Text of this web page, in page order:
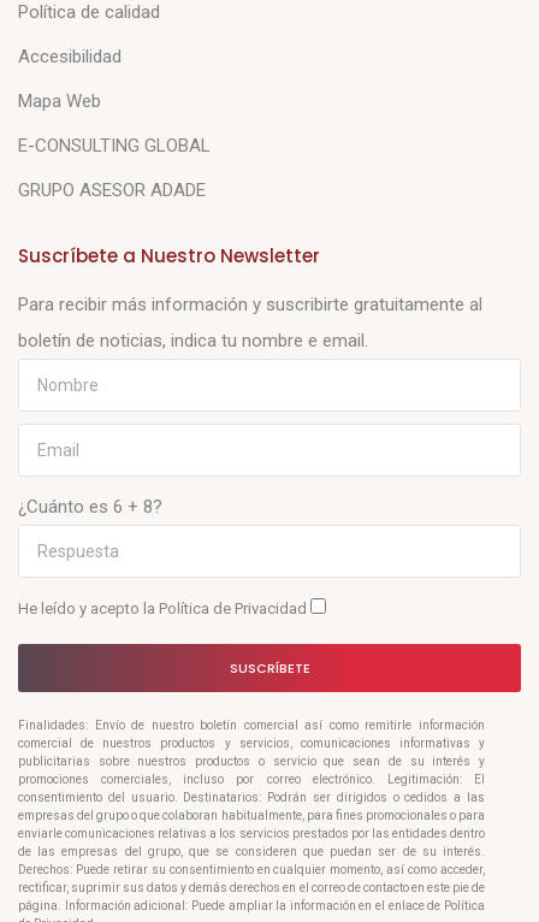
Política de calidad
Accesibilidad
Mapa Web
E-CONSULTING GLOBAL
GRUPO ASESOR ADADE
Suscríbete a Nuestro Newsletter
Para recibir más información y suscribirte gratuitamente al
boletín de noticias, indica tu nombre e email.
¿Cuánto es 6 + 8?
He leído y acepto la Política de Privacidad
SUSCRÍBETE
Finalidades: Envío de nuestro boletín comercial así como remitirle información
comercial de nuestros productos y servicios, comunicaciones informativas y
publicitarias sobre nuestros productos o servicio que sean de su interés y
promociones comerciales, incluso por correo electrónico. Legitimación: El
consentimiento del usuario. Destinatarios: Podrán ser dirigidos o cedidos a las
empresas del grupo o que colaboran habitualmente, para fines promocionales o para
enviarle comunicaciones relativas a los servicios prestados por las entidades dentro
de las empresas del grupo, que se consideren que puedan ser de su interés.
Derechos: Puede retirar su consentimiento en cualquier momento, así como acceder,
rectificar, suprimir sus datos y demás derechos en el correo de contacto en este pie de
página. Información adicional: Puede ampliar la información en el enlace de Política